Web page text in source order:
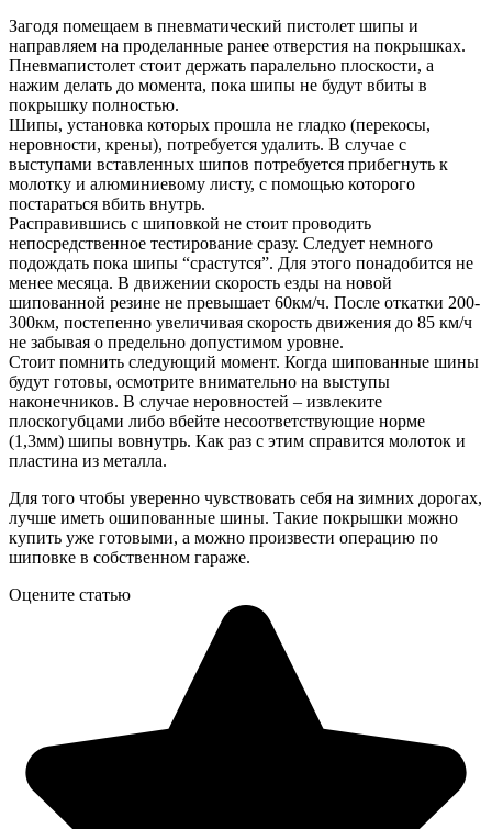
Загодя помещаем в пневматический пистолет шипы и
направляем на проделанные ранее отверстия на покрышках.
Пневмапистолет стоит держать паралельно плоскости, а
нажим делать до момента, пока шипы не будут вбиты в
покрышку полностью.
Шипы, установка которых прошла не гладко (перекосы,
неровности, крены), потребуется удалить. В случае с
выступами вставленных шипов потребуется прибегнуть к
молотку и алюминиевому листу, с помощью которого
постараться вбить внутрь.
Расправившись с шиповкой не стоит проводить
непосредственное тестирование сразу. Следует немного
подождать пока шипы “срастутся”. Для этого понадобится не
менее месяца. В движении скорость езды на новой
шипованной резине не превышает 60км/ч. После откатки 200-
300км, постепенно увеличивая скорость движения до 85 км/ч
не забывая о предельно допустимом уровне.
Стоит помнить следующий момент. Когда шипованные шины
будут готовы, осмотрите внимательно на выступы
наконечников. В случае неровностей – извлеките
плоскогубцами либо вбейте несоответствующие норме
(1,3мм) шипы вовнутрь. Как раз с этим справится молоток и
пластина из металла.
Для того чтобы уверенно чувствовать себя на зимних дорогах,
лучше иметь ошипованные шины. Такие покрышки можно
купить уже готовыми, а можно произвести операцию по
шиповке в собственном гараже.
Оцените статью